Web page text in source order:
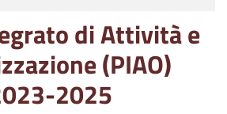
di Attività e
(PIAO)
2025